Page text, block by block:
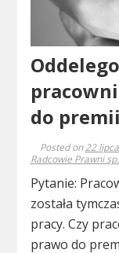
do premii
Posted on22
Radcowie Prawni
Pytanie:
została
pracy. Czy
prawo do